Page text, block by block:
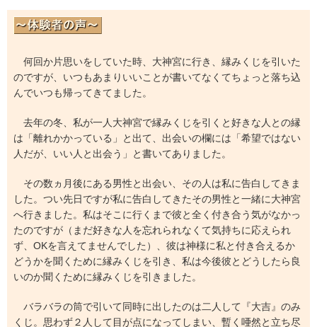
何回か片思いをしていた時、大神宮に行き、縁みくじを引いた
のですが、いつもあまりいいことが書いてなくてちょっと落ち込
んでいつも帰ってきてました。
去年の冬、私が一人大神宮で縁みくじを引くと好きな人との縁
は「離れかかっている」と出て、出会いの欄には「希望ではない
人だが、いい人と出会う」と書いてありました。
その数ヵ月後にある男性と出会い、その人は私に告白してきま
した。つい先日ですが私に告白してきたその男性と一緒に大神宮
へ行きました。私はそこに行くまで彼と全く付き合う気がなかっ
たのですが（まだ好きな人を忘れられなくて気持ちに応えられ
ず、OKを言えてませんでした）、彼は神様に私と付き合えるか
どうかを聞くために縁みくじを引き、私は今後彼とどうしたら良
いのか聞くために縁みくじを引きました。
バラバラの筒で引いて同時に出したのは二人して『大吉』のみ
くじ。思わず２人して目が点になってしまい、暫く唖然と立ち尽